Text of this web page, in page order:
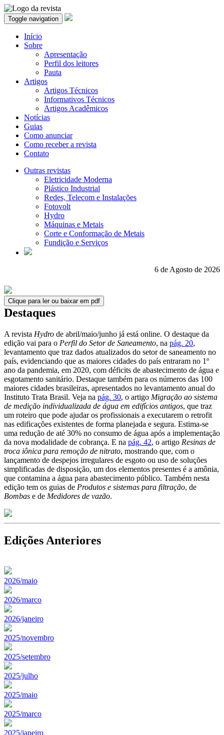
Toggle navigation
Início
Sobre
Apresentação
Perfil dos leitores
Pauta
Artigos
Artigos Técnicos
Informativos Técnicos
Artigos Acadêmicos
Notícias
Guias
Como anunciar
Como receber a revista
Contato
Outras revistas
Eletricidade Moderna
Plástico Industrial
Redes, Telecom e Instalações
Fotovolt
Hydro
Máquinas e Metais
Corte e Conformação de Metais
Fundição e Serviços
6 de Agosto de 2026
Clique para ler ou baixar em pdf
Destaques
A revista Hydro de abril/maio/junho já está online. O destaque da
edição vai para o Perfil do Setor de Saneamento, na pág. 20,
levantamento que traz dados atualizados do setor de saneamento no
país, evidenciando que as maiores cidades do país entraram no 1º
ano da pandemia, em 2020, com déficits de abastecimento de água e
esgotamento sanitário. Destaque também para os números das 100
maiores cidades brasileiras, apresentados no levantamento anual do
Instituto Trata Brasil. Veja na pág. 30, o artigo Migração ao sistema
de medição individualizada de água em edifícios antigos, que traz
um roteiro que pode ajudar os profissionais a executarem o retrofit
nas edificações existentes de forma planejada e segura. Estima-se
uma redução de até 30% no consumo de água após a implementação
da nova modalidade de cobrança. E na pág. 42, o artigo Resinas de
troca iônica para remoção de nitrato, mostrando que, com o
lançamento de despejos irregulares de esgoto ou uso de soluções
simplificadas de disposição, um dos elementos presentes é a amônia,
que contamina a água para abastecimento público. Também nesta
edição tem os guias de Produtos e sistemas para filtração, de
Bombas e de Medidores de vazão.
Edições Anteriores
2026/maio
2026/marco
2026/janeiro
2025/novembro
2025/setembro
2025/julho
2025/maio
2025/marco
2025/janeiro